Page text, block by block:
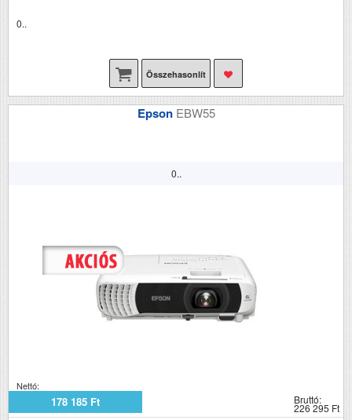
0..
Összehasonlít
Epson EBW55
0..
Nettó:
178 185 Ft Bruttó:
226 295 Ft